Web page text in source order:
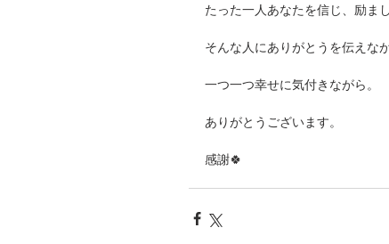
たった一人あなたを信じ、励ま
そんな人にありがとうを伝えな
一つ一つ幸せに気付きながら。
ありがとうございます。
感謝🍀